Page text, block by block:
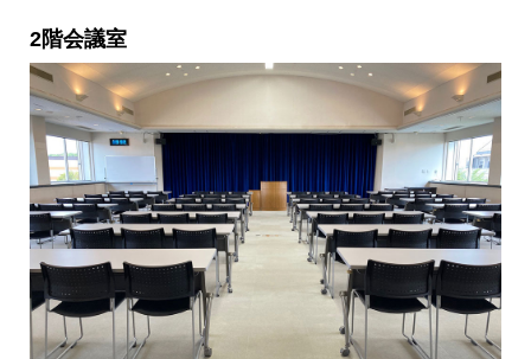
2階会議室